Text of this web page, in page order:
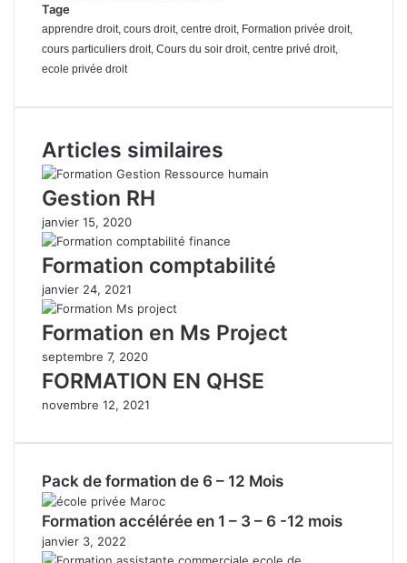
Tage
apprendre droit, cours droit, centre droit, Formation privée droit,
cours particuliers droit, Cours du soir droit, centre privé droit,
ecole privée droit
Articles similaires
Gestion RH
janvier 15, 2020
Formation comptabilité
janvier 24, 2021
Formation en Ms Project
septembre 7, 2020
FORMATION EN QHSE
novembre 12, 2021
Pack de formation de 6 – 12 Mois
Formation accélérée en 1 – 3 – 6 -12 mois
janvier 3, 2022